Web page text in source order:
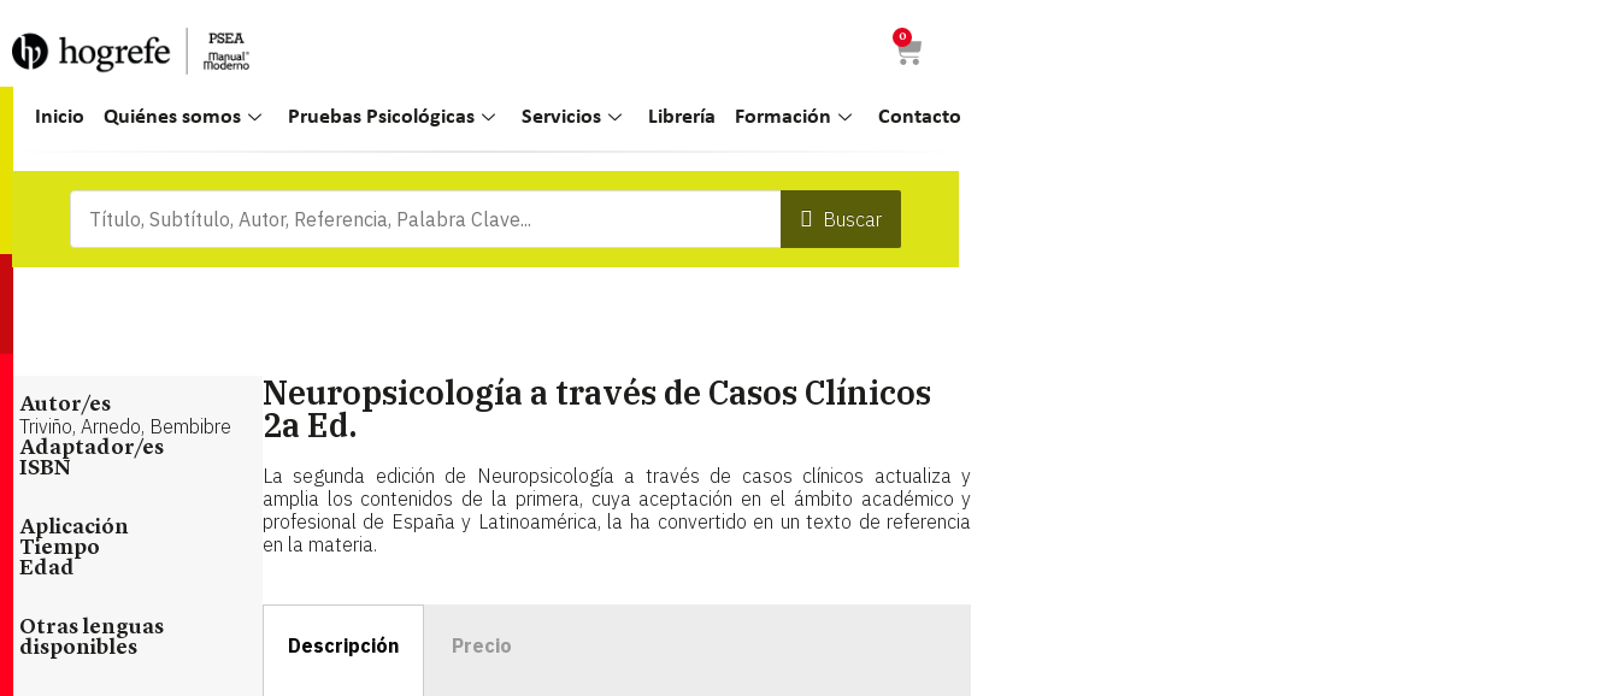
0
Inicio Quiénes somos Pruebas Psicológicas Servicios Librería Formación Contacto
Buscar
Autor/es
Triviño, Arnedo, Bembibre
Adaptador/es
ISBN
Aplicación
Tiempo
Edad
Otras lenguas
disponibles
Neuropsicología a través de Casos Clínicos
2a Ed.
La segunda edición de Neuropsicología a través de casos clínicos actualiza y
amplia los contenidos de la primera, cuya aceptación en el ámbito académico y
profesional de España y Latinoamérica, la ha convertido en un texto de referencia
en la materia.
Descripción Precio